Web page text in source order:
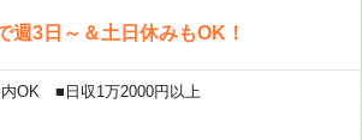
3日～＆土日休みもOK！
OK ■日収1万2000円以上